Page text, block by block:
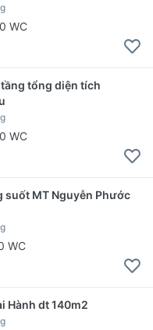
0 WC
tổng diện tích
0 WC
suốt MT Nguyễn Phước
WC
Hành dt 140m2